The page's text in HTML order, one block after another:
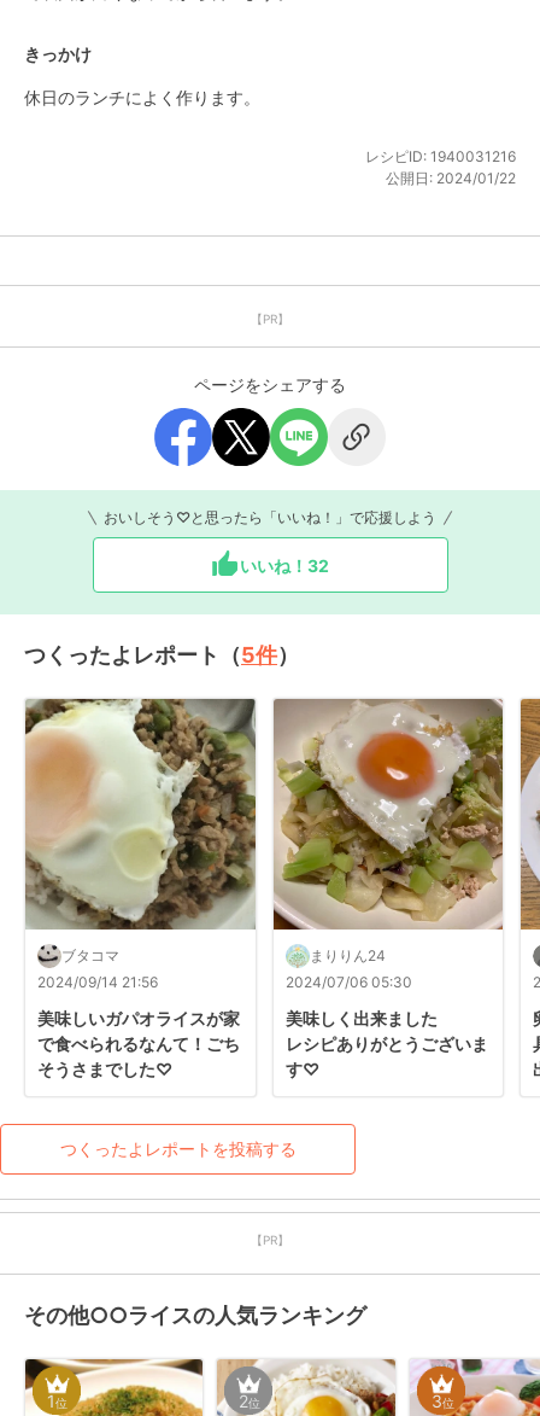
きっかけ
休日のランチによく作ります。
レシピID: 1940031216
公開日: 2024/01/22
【PR】
ページをシェアする
おいしそう♡と思ったら「いいね！」で応援しよう
いいね！ 32
つくったよレポート（5件）
ブタコマ
2024/09/14 21:56
美味しいガパオライスが家
で食べられるなんて！ごち
そうさまでした♡
まりりん24
2024/07/06 05:30
美味しく出来ました
レシピありがとうございま
す♡
つくったよレポートを投稿する
【PR】
その他○○ライスの人気ランキング
1位 2位 3位